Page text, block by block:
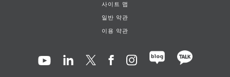
사이트 맵
일반 약관
이용 약관